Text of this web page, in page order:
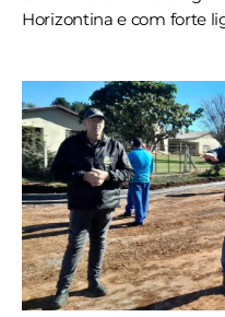
Horizontina e com forte